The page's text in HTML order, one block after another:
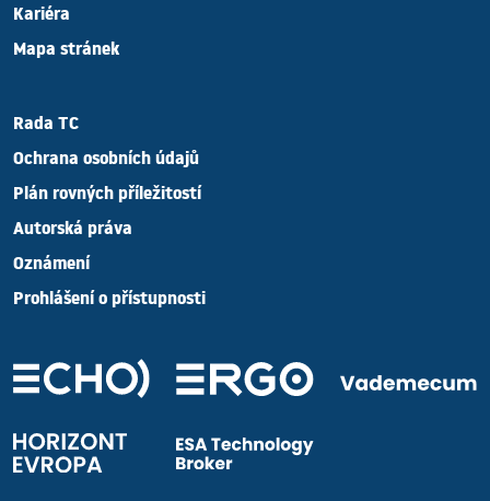
Kariéra
Mapa stránek
Rada TC
Ochrana osobních údajů
Plán rovných příležitostí
Autorská práva
Oznámení
Prohlášení o přístupnosti